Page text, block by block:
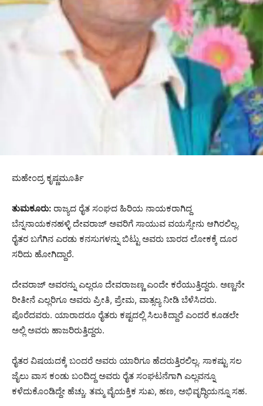
ಮಹೇಂದ್ರ ಕೃಷ್ಣಮೂರ್ತಿ
ತುಮಕೂರು: ರಾಜ್ಯದ ರೈತ ಸಂಘದ ಹಿರಿಯ ನಾಯಕರಾಗಿದ್ದ
ಬೆನ್ನನಾಯಕನಹಳ್ಳಿ ದೇವರಾಜ್ ಅವರಿಗೆ ಸಾಯುವ ವಯಸ್ಸೇನು ಆಗಿರಲಿಲ್ಲ.
ರೈತರ ಬಗೆಗಿನ ಎರಡು ಕನಸುಗಳನ್ನು ಬಿಟ್ಟು ಅವರು ಬಾರದ ಲೋಕಕ್ಕೆ ದೂರ
ಸರಿದು ಹೋಗಿದ್ದಾರೆ.
ದೇವರಾಜ್ ಅವರನ್ನು ಎಲ್ಲರೂ ದೇವರಾಜಣ್ಣ ಎಂದೇ ಕರೆಯುತ್ತಿದ್ದರು. ಅಣ್ಣನೇ
ರೀತೀನೆ ಎಲ್ಲರಿಗೂ ಅವರು ಪ್ರೀತಿ, ಪ್ರೇಮ, ವಾತ್ಸಲ್ಯ ನೀಡಿ ಬೆಳೆಸಿದರು.
ಪೊರೆದವರು. ಯಾರಾದರೂ ರೈತರು ಕಷ್ಟದಲ್ಲಿ ಸಿಲುಕಿದ್ದಾರೆ ಎಂದರೆ ಕೂಡಲೇ
ಅಲ್ಲಿ ಅವರು ಹಾಜರಿರುತ್ತಿದ್ದರು.
ರೈತರ ವಿಷಯದಕ್ಕೆ ಬಂದರೆ ಅವರು ಯಾರಿಗೂ ಹೆದರುತ್ತಿರಲಿಲ್ಲ. ಸಾಕಷ್ಟು ಸಲ
ಜೈಲು ವಾಸ ಕಂಡು ಬಂದಿದ್ದ ಅವರು ರೈತ ಸಂಘಟನೆಗಾಗಿ ಎಲ್ಲವನ್ನೂ
ಕಳೆದುಕೊಂಡಿದ್ದೇ ಹೆಚ್ಚು. ತಮ್ಮ ವೈಯಕ್ತಿಕ ಸುಖ, ಹಣ, ಅಭಿವೃದ್ಧಿಯನ್ನೂ ಸಹ.